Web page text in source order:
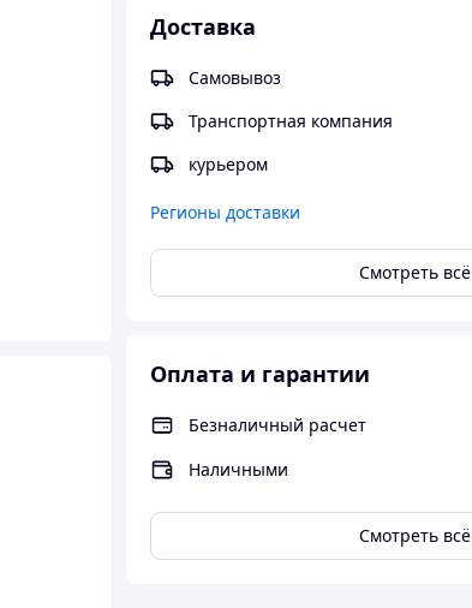
Доставка
Самовывоз
Транспортная компания
курьером
Регионы доставки
Смотреть всё
Оплата и гарантии
Безналичный расчет
Наличными
Смотреть всё